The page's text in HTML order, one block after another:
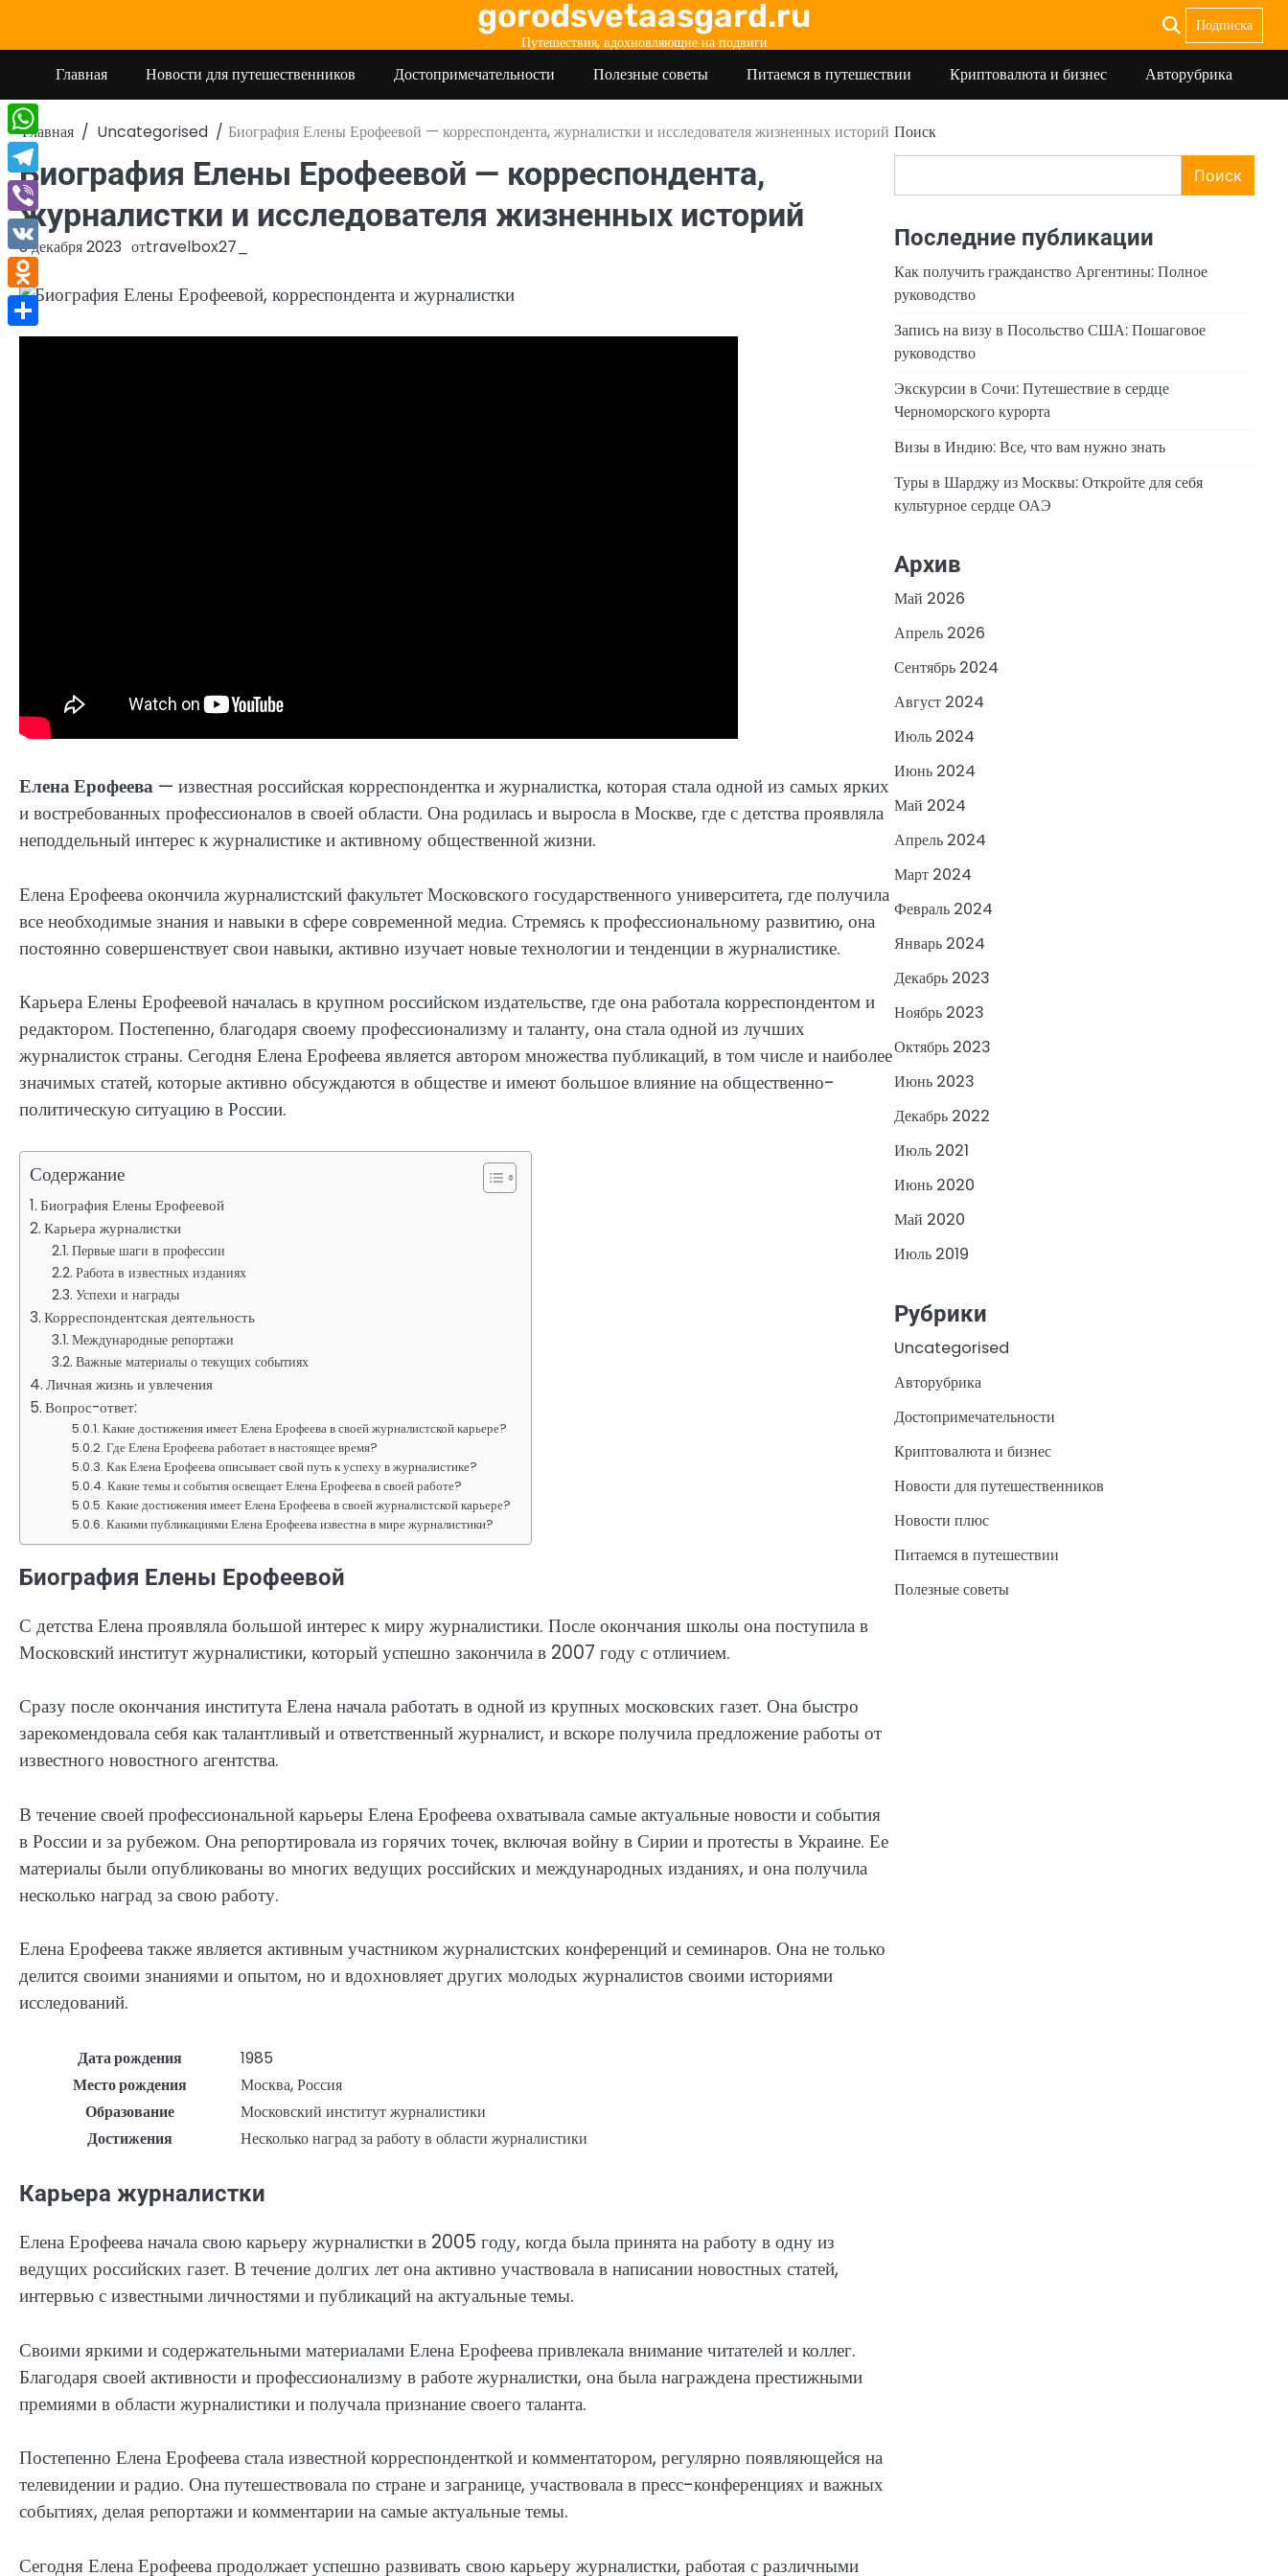
содержимому
gorodsvetaasgard.ru
Путешествия, вдохновляющие на подвиги
Подписка
Главная Новости для путешественников Достопримечательности Полезные советы Питаемся в путешествии Криптовалюта и бизнес Авторубрика
Главная Uncategorised Биография Елены Ерофеевой — корреспондента, журналистки и исследователя жизненных историй
Биография Елены Ерофеевой — корреспондента,
журналистки и исследователя жизненных историй
3 декабря 2023 отtravelbox27_
Елена Ерофеева — известная российская корреспондентка и журналистка, которая стала одной из самых ярких
и востребованных профессионалов в своей области. Она родилась и выросла в Москве, где с детства проявляла
неподдельный интерес к журналистике и активному общественной жизни.
Елена Ерофеева окончила журналистский факультет Московского государственного университета, где получила
все необходимые знания и навыки в сфере современной медиа. Стремясь к профессиональному развитию, она
постоянно совершенствует свои навыки, активно изучает новые технологии и тенденции в журналистике.
Карьера Елены Ерофеевой началась в крупном российском издательстве, где она работала корреспондентом и
редактором. Постепенно, благодаря своему профессионализму и таланту, она стала одной из лучших
журналисток страны. Сегодня Елена Ерофеева является автором множества публикаций, в том числе и наиболее
значимых статей, которые активно обсуждаются в обществе и имеют большое влияние на общественно-
политическую ситуацию в России.
Содержание
Биография Елены Ерофеевой
Карьера журналистки
Первые шаги в профессии
Работа в известных изданиях
Успехи и награды
Корреспондентская деятельность
Международные репортажи
Важные материалы о текущих событиях
Личная жизнь и увлечения
Вопрос-ответ:
Какие достижения имеет Елена Ерофеева в своей журналистской карьере?
Где Елена Ерофеева работает в настоящее время?
Как Елена Ерофеева описывает свой путь к успеху в журналистике?
Какие темы и события освещает Елена Ерофеева в своей работе?
Какие достижения имеет Елена Ерофеева в своей журналистской карьере?
Какими публикациями Елена Ерофеева известна в мире журналистики?
Биография Елены Ерофеевой
С детства Елена проявляла большой интерес к миру журналистики. После окончания школы она поступила в
Московский институт журналистики, который успешно закончила в 2007 году с отличием.
Сразу после окончания института Елена начала работать в одной из крупных московских газет. Она быстро
зарекомендовала себя как талантливый и ответственный журналист, и вскоре получила предложение работы от
известного новостного агентства.
В течение своей профессиональной карьеры Елена Ерофеева охватывала самые актуальные новости и события
в России и за рубежом. Она репортировала из горячих точек, включая войну в Сирии и протесты в Украине. Ее
материалы были опубликованы во многих ведущих российских и международных изданиях, и она получила
несколько наград за свою работу.
Елена Ерофеева также является активным участником журналистских конференций и семинаров. Она не только
делится своими знаниями и опытом, но и вдохновляет других молодых журналистов своими историями
исследований.
Дата рождения
1985
Место рождения
Москва, Россия
Образование
Московский институт журналистики
Достижения
Несколько наград за работу в области журналистики
Карьера журналистки
Елена Ерофеева начала свою карьеру журналистки в 2005 году, когда была принята на работу в одну из
ведущих российских газет. В течение долгих лет она активно участвовала в написании новостных статей,
интервью с известными личностями и публикаций на актуальные темы.
Своими яркими и содержательными материалами Елена Ерофеева привлекала внимание читателей и коллег.
Благодаря своей активности и профессионализму в работе журналистки, она была награждена престижными
премиями в области журналистики и получала признание своего таланта.
Постепенно Елена Ерофеева стала известной корреспонденткой и комментатором, регулярно появляющейся на
телевидении и радио. Она путешествовала по стране и загранице, участвовала в пресс-конференциях и важных
событиях, делая репортажи и комментарии на самые актуальные темы.
Сегодня Елена Ерофеева продолжает успешно развивать свою карьеру журналистки, работая с различными
Поиск
Поиск
Последние публикации
Как получить гражданство Аргентины: Полное
руководство
Запись на визу в Посольство США: Пошаговое
руководство
Экскурсии в Сочи: Путешествие в сердце
Черноморского курорта
Визы в Индию: Все, что вам нужно знать
Туры в Шарджу из Москвы: Откройте для себя
культурное сердце ОАЭ
Архив
Май 2026
Апрель 2026
Сентябрь 2024
Август 2024
Июль 2024
Июнь 2024
Май 2024
Апрель 2024
Март 2024
Февраль 2024
Январь 2024
Декабрь 2023
Ноябрь 2023
Октябрь 2023
Июнь 2023
Декабрь 2022
Июль 2021
Июнь 2020
Май 2020
Июль 2019
Рубрики
Uncategorised
Авторубрика
Достопримечательности
Криптовалюта и бизнес
Новости для путешественников
Новости плюс
Питаемся в путешествии
Полезные советы
WhatsApp
Telegram
Viber
VK
Odnoklassniki
Отправить